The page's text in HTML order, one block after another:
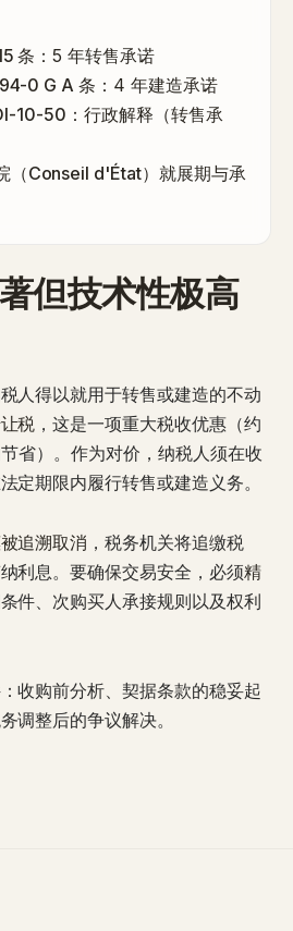
条 ：5 年转售承诺
0 G A 条 ：4 年建造承诺
10-50 ：行政解释（转售承
（Conseil d'État） 就展期与承
但技术性极高
人得以就用于转售或建造的不动
税 ，这是一项重大税收优惠（约
省）。作为对价，纳税人须在收
定期限内履行转售或建造义务。
追溯取消 ，税务机关将追缴税
利息。要确保交易安全，必须精
件、次购买人承接规则以及权利
收购前分析、契据条款的稳妥起
调整后的争议解决。